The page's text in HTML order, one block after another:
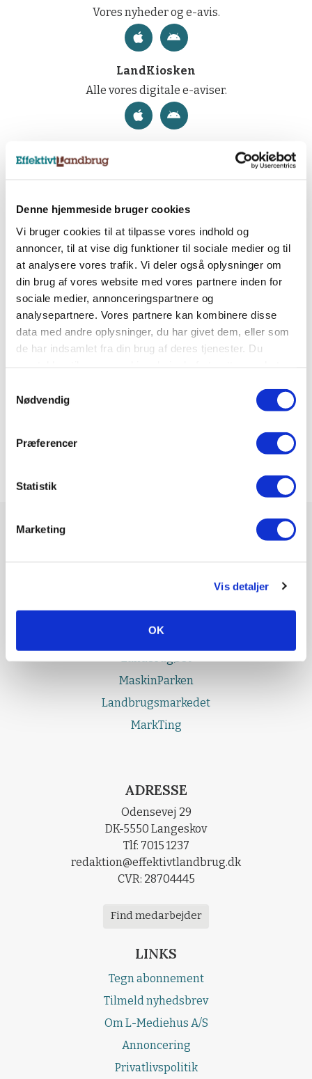
Denne hjemmeside bruger cookies
Vi bruger cookies til at tilpasse vores indhold og
annoncer, til at vise dig funktioner til sociale medier og til
at analysere vores trafik. Vi deler også oplysninger om
din brug af vores website med vores partnere inden for
sociale medier, annonceringspartnere og
analysepartnere. Vores partnere kan kombinere disse
data med andre oplysninger, du har givet dem, eller som
de har indsamlet fra din brug af deres tjenester. Du
Nødvendig
Præferencer
Statistik
Marketing
Vis detaljer
OK
Vores nyheder og e-avis.
LandKiosken
Alle vores digitale e-aviser.
Nyhedsbreve
landbrugets vigtigste nyheder direkte i indbakken.
Tilmeld nyhedsbrev
Sociale medier
Følg os på Facebook, LinkedIn og Instagram og få
LandbrugSyd
LandbrugFyn
LandbrugØst
MaskinParken
Landbrugsmarkedet
MarkTing
ADRESSE
Odensevej 29
DK-5550 Langeskov
Tlf: 7015 1237
redaktion@effektivtlandbrug.dk
CVR: 28704445
Find medarbejder
LINKS
Tegn abonnement
Tilmeld nyhedsbrev
Om L-Mediehus A/S
Annoncering
Privatlivspolitik